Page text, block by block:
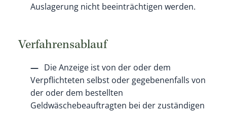
Auslagerung nicht beeinträchtigen werden.
Verfahrensablauf
Die Anzeige ist von der oder dem
Verpflichteten selbst oder gegebenenfalls von
der oder dem bestellten
Geldwäschebeauftragten bei der zuständigen